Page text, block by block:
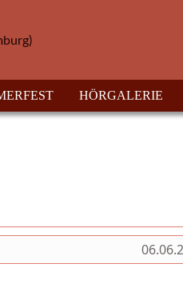
HÖRGALERIE